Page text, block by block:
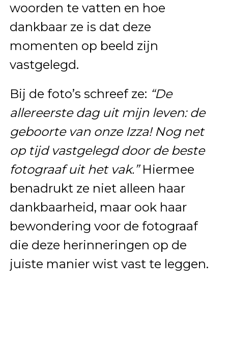
woorden te vatten en hoe
dankbaar ze is dat deze
momenten op beeld zijn
vastgelegd.
Bij de foto’s schreef ze: “De
allereerste dag uit mijn leven: de
geboorte van onze Izza! Nog net
op tijd vastgelegd door de beste
fotograaf uit het vak.”Hiermee
benadrukt ze niet alleen haar
dankbaarheid, maar ook haar
bewondering voor de fotograaf
die deze herinneringen op de
juiste manier wist vast te leggen.